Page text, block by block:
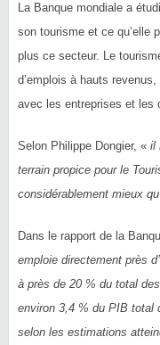
La Banque mondiale a
son tourisme et ce qu’elle
plus ce secteur. Le
d’emplois à hauts
avec les entreprises et les
Selon Philippe Dongier, « il
terrain propice pour le
considérablement mieux
Dans le rapport de la
emploie directement près
à près de 20 % du total
environ 3,4 % du PIB total
selon les estimations